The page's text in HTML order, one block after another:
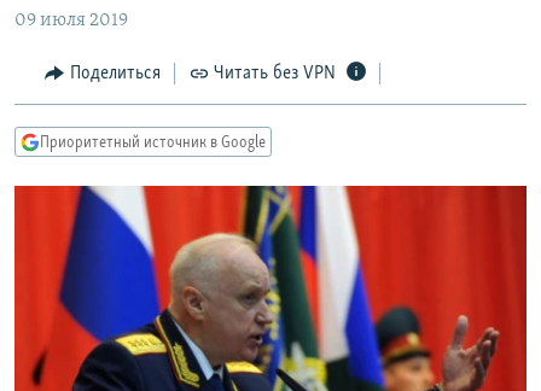
Вернутся
Вернутся
МНЕНИЯ
КУЛЬТУРА
КАВКАЗ.РЕАЛИИ
СЕВЕР.РЕАЛИИ
СИБИРЬ.РЕАЛИИ
РАСПИСАНИЕ ВЕЩАНИЯ
ПОДПИШИТЕСЬ НА РАССЫЛКУ
09 июля 2019
Поделиться Читать без VPN
Приоритетный источник в Google